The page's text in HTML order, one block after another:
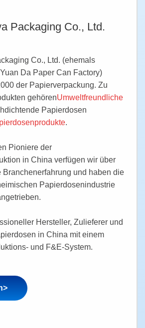
Packaging Co., Ltd.
Co., Ltd. (ehemals
Da Paper Can Factory)
der Papierverpackung. Zu
gehörenUmweltfreundliche
Papierdosen
.
Pioniere der
in China verfügen wir über
Branchenerfahrung und haben die
Papierdosenindustrie
Hersteller, Zulieferer und
in China mit einem
und F&E-System.